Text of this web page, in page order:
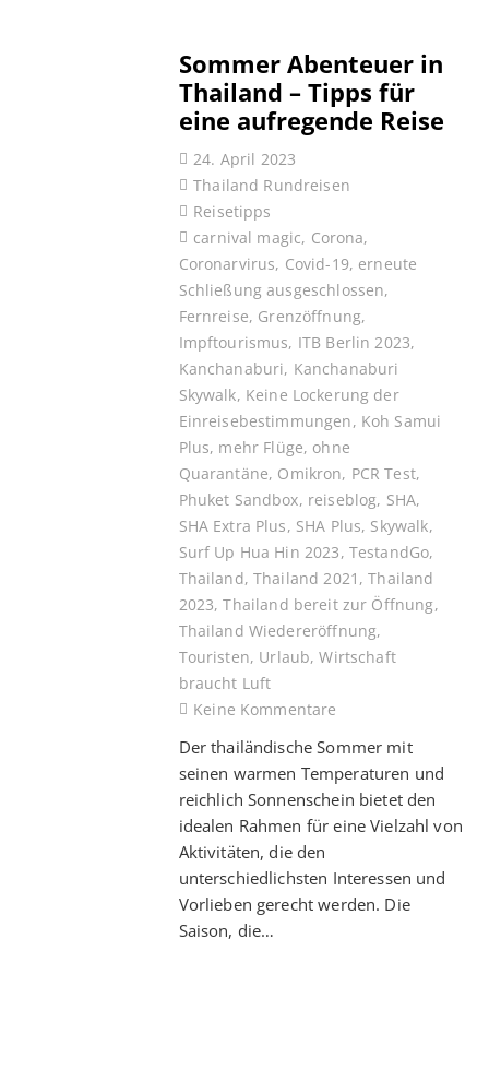
Sommer Abenteuer in
Thailand – Tipps für
eine aufregende Reise
24. April 2023
Thailand Rundreisen
Reisetipps
carnival magic, Corona,
Coronarvirus, Covid-19, erneute
Schließung ausgeschlossen,
Fernreise, Grenzöffnung,
Impftourismus, ITB Berlin 2023,
Kanchanaburi, Kanchanaburi
Skywalk, Keine Lockerung der
Einreisebestimmungen, Koh Samui
Plus, mehr Flüge, ohne
Quarantäne, Omikron, PCR Test,
Phuket Sandbox, reiseblog, SHA,
SHA Extra Plus, SHA Plus, Skywalk,
Surf Up Hua Hin 2023, TestandGo,
Thailand,Thailand 2021 ,Thailand
2023,Thailand bereit zur Öffnung,
Thailand Wiedereröffnung,
Touristen, Urlaub,Wirtschaft
braucht Luft
Keine Kommentare
Der thailändische Sommer mit
seinen warmen Temperaturen und
reichlich Sonnenschein bietet den
idealen Rahmen für eine Vielzahl von
Aktivitäten, die den
unterschiedlichsten Interessen und
Vorlieben gerecht werden. Die
Saison, die…